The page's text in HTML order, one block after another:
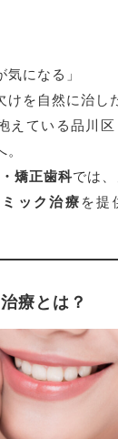
気になる」
けを自然に治し
えている品川
矯正歯科では
ック治療 を提
療とは？